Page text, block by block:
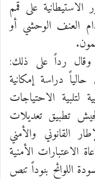
الاستيطانية على قمم
العنف الوحشي أو
وقال رداً على ذلك:
دراسة إمكانية
لتلبية الاحتياجات
تطبيق تعديلات
القانوني والأمني
الاعتبارات الأمنية
اللوائح بنوداً تنص